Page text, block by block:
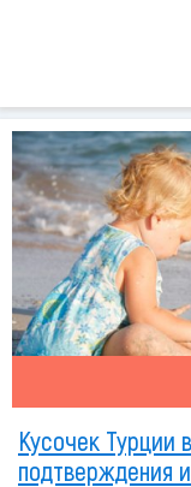
Кусочек Турции
подтверждения